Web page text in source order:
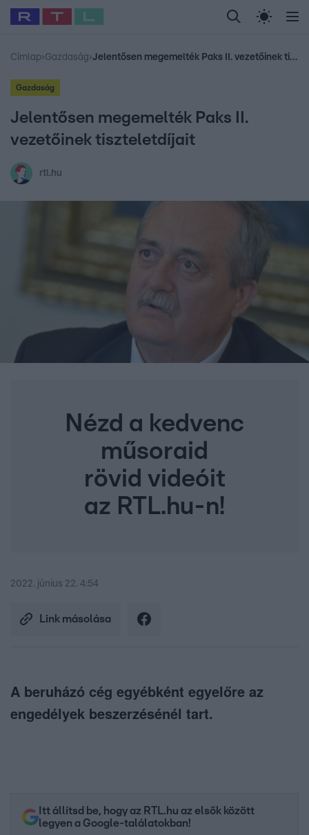
Legfrissebb RTL Híradó Randi Celeb vagyok,
Babits Marcella Most Wanted Gallusz
Címlap›Gazdaság› Jelentősen megemelték Paks II. vezetőinek tiszteletdíjait
Gazdaság
Jelentősen megemelték Paks II.
vezetőinek tiszteletdíjait
rtl.hu
Nézd a kedvenc
műsoraid
rövid videóit
az RTL.hu-n!
2022. június 22. 4:54
Link másolása
A beruházó cég egyébként egyelőre az
engedélyek beszerzésénél tart.
Itt állítsd be, hogy az RTL.hu az elsők között
legyen a Google-találatokban!